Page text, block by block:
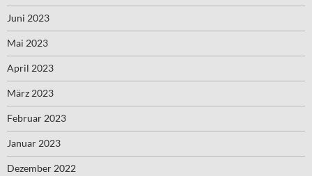
Juni 2023
Mai 2023
April 2023
März 2023
Februar 2023
Januar 2023
Dezember 2022